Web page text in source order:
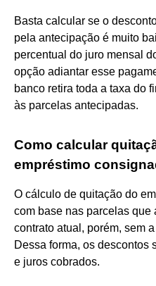
Basta calcular se o
pela antecipação é muito
percentual do juro mensal
opção adiantar esse
banco retira toda a taxa do
às parcelas antecipadas.
Como calcular
empréstimo
O cálculo de quitação do
com base nas parcelas que
contrato atual, porém, sem
Dessa forma, os descontos
e juros cobrados.